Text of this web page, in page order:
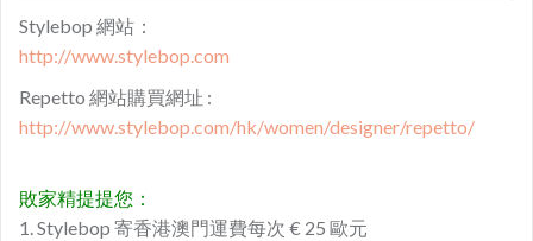
Stylebop 網站：
http://www.stylebop.com
Repetto 網站購買網址 :
http://www.stylebop.com/hk/women/designer/repetto/
敗家精提提您：
1. Stylebop 寄香港澳門運費每次 € 25 歐元